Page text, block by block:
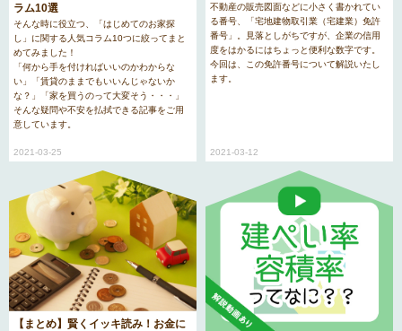
ラム10選
そんな時に役立つ、「はじめてのお家探
し」に関する人気コラム10つに絞ってまと
めてみました！
「何から手を付ければいいのかわからな
い」「賃貸のままでもいいんじゃないか
な？」「家を買うのって大変そう・・・」
そんな疑問や不安を払拭できる記事をご用
意しています。
2021-03-25
不動産の販売図面などに小さく書かれてい
る番号、「宅地建物取引業（宅建業）免許
番号」。見落としがちですが、企業の信用
度をはかるにはちょっと便利な数字です。
今回は、この免許番号について解説いたし
ます。
2021-03-12
【まとめ】賢くイッキ読み！お金に
三
鷹
市